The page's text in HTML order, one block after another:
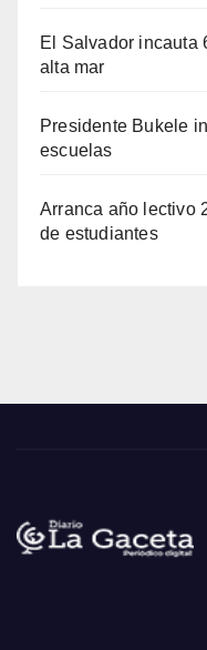
El Salvador incauta
alta mar
Presidente Bukele
escuelas
Arranca año lectivo
de estudiantes